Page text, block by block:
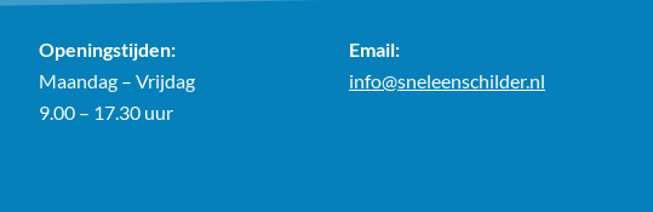
Openingstijden:
Maandag – Vrijdag
9.00 – 17.30 uur
Email:
info@sneleenschilder.nl